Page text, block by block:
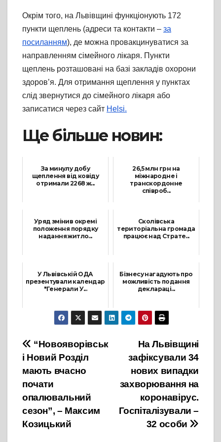
Окрім того, на Львівщині функціонують 172
пункти щеплень (адреси та контакти – за
посиланням), де можна провакцинуватися за
направленням сімейного лікаря. Пункти
щеплень розташовані на базі закладів охорони
здоров’я. Для отримання щеплення у пунктах
слід звернутися до сімейного лікаря або
записатися через сайт Helsi.
Ще більше новин:
За минулу добу
щеплення від ковіду
отримали 2268 ж...
26,5 млн грн на
міжнародне і
транскордонне
співроб...
Уряд змінив окремі
положення порядку
надання житло...
Сколівська
територіальна громада
працює над Страте...
У Львівській ОДА
презентували календар
"Генерали У...
16 Лютого, 2022
Бізнесу нагадують про
можливість подання
деклараці...
20 Вересня, 2021
Навігація
записів
На Львівщині
зафіксували 34
нових випадки
захворювання на
коронавірус.
Госпіталізували –
32 особи
“Новояворівськ
і Новий Розділ
мають вчасно
почати
опалювальний
сезон”, – Максим
Козицький